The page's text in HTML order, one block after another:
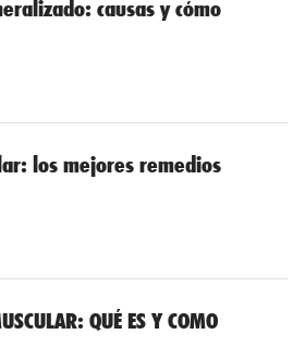
causas y cómo
los mejores remedios
QUÉ ES Y COMO